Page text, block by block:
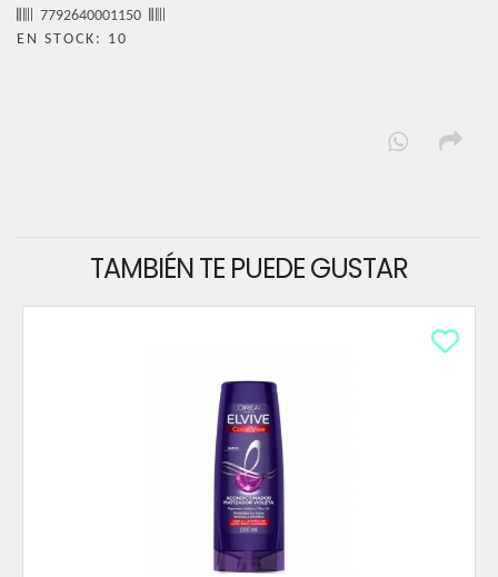
7792640001150
EN STOCK: 10
TAMBIÉN TE PUEDE GUSTAR